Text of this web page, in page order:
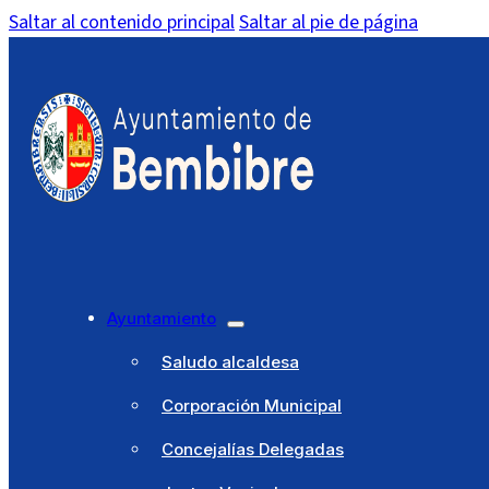
Saltar al contenido principalSaltar al pie de página
Ayuntamiento
Saludo alcaldesa
Corporación Municipal
Concejalías Delegadas